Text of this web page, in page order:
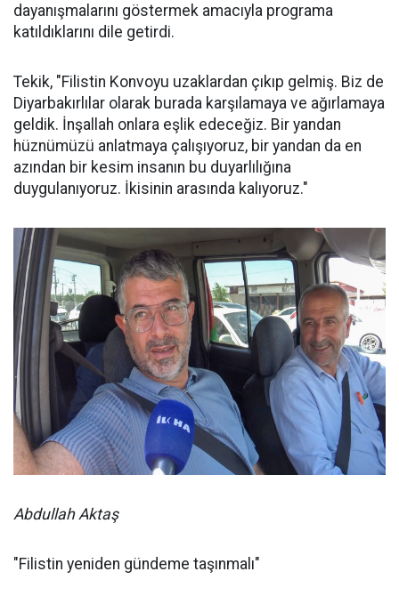
dayanışmalarını göstermek amacıyla programa
katıldıklarını dile getirdi.
Tekik, "Filistin Konvoyu uzaklardan çıkıp gelmiş. Biz de
Diyarbakırlılar olarak burada karşılamaya ve ağırlamaya
geldik. İnşallah onlara eşlik edeceğiz. Bir yandan
hüznümüzü anlatmaya çalışıyoruz, bir yandan da en
azından bir kesim insanın bu duyarlılığına
duygulanıyoruz. İkisinin arasında kalıyoruz."
Abdullah Aktaş
"Filistin yeniden gündeme taşınmalı"